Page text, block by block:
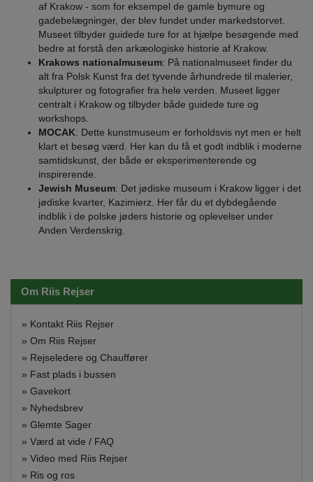
af Krakow - som for eksempel de gamle bymure og
gadebelægninger, der blev fundet under markedstorvet.
Museet tilbyder guidede ture for at hjælpe besøgende med
bedre at forstå den arkæologiske historie af Krakow.
Krakows nationalmuseum: På nationalmuseet finder du
alt fra Polsk Kunst fra det tyvende århundrede til malerier,
skulpturer og fotografier fra hele verden. Museet ligger
centralt i Krakow og tilbyder både guidede ture og
workshops.
MOCAK: Dette kunstmuseum er forholdsvis nyt men er helt
klart et besøg værd. Her kan du få et godt indblik i moderne
samtidskunst, der både er eksperimenterende og
inspirerende.
Jewish Museum: Det jødiske museum i Krakow ligger i det
jødiske kvarter, Kazimierz. Her får du et dybdegående
indblik i de polske jøders historie og oplevelser under
Anden Verdenskrig.
Om Riis Rejser
» Kontakt Riis Rejser
» Om Riis Rejser
» Rejseledere og Chauffører
» Fast plads i bussen
» Gavekort
» Nyhedsbrev
» Glemte Sager
» Værd at vide / FAQ
» Video med Riis Rejser
» Ris og ros